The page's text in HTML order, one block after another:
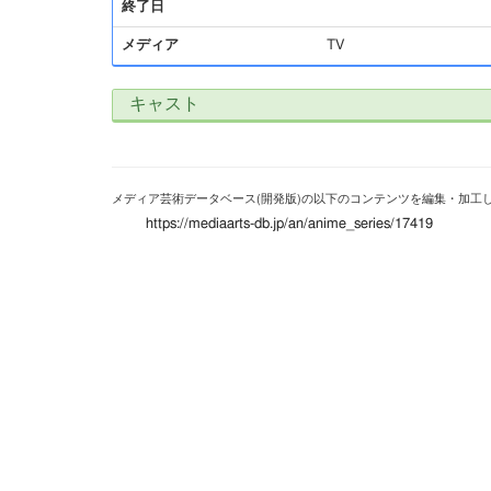
終了日
メディア TV
キャスト
メディア芸術データベース(開発版)の以下のコンテンツを編集・加工
https://mediaarts-db.jp/an/anime_series/17419